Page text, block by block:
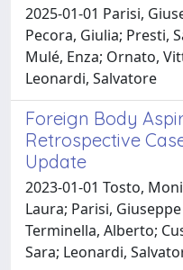
2025-01-01 Parisi,
Pecora, Giulia; Presti,
Mulé, Enza; Ornato,
Leonardi, Salvatore
Foreign Body
Retrospective
Update
2023-01-01 Tosto,
Laura; Parisi,
Terminella, Alberto;
Sara; Leonardi,